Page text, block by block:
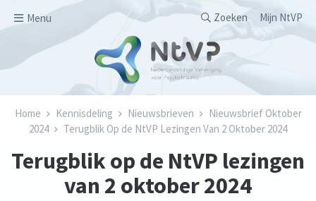
Menu
Secondary
Zoeken Mijn NtVP
Kruimelpad
Home Kennisdeling Nieuwsbrieven
Nieuwsbrief Oktober
2024
Terugblik Op de NtVP Lezingen Van 2 Oktober 2024
Terugblik op de NtVP lezingen
van 2 oktober 2024